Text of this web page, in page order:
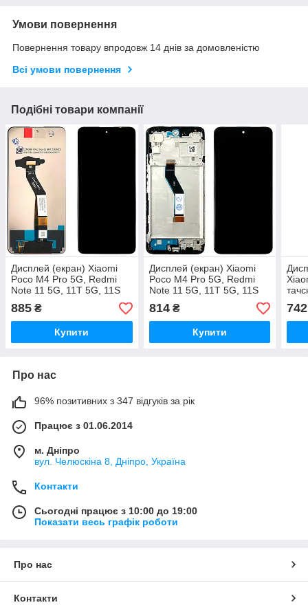
Умови повернення
Повернення товару впродовж 14 днів за домовленістю
Всі умови повернення
Подібні товари компанії
Дисплей (екран) Xiaomi
Poco M4 Pro 5G, Redmi
Note 11 5G, 11T 5G, 11S
5G з сенсором AAA -
аналогA
885 ₴
Купити
Дисплей (екран) Xiaomi
Poco M4 Pro 5G, Redmi
Note 11 5G, 11T 5G, 11S
5G з тачскріном (AAAA з
рамкою)
814₴
Купити
742
Про нас
96% позитивних з 347 відгуків за рік
Працює з 01.06.2014
м. Дніпро
вул. Челюскіна 8, Дніпро, Україна
Контакти
Сьогодні працює з 10:00 до 19:00
Показати весь графік роботи
Про нас
Контакти